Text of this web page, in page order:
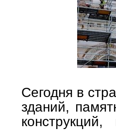
Сегодня в
зданий,